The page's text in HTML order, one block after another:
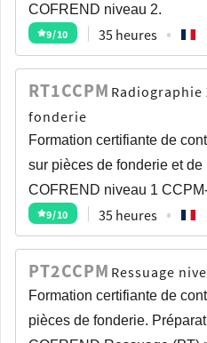
COFREND niveau 2.
9/10 35 heures
RT1CCPM Radiographie
fonderie
Formation certifiante de
sur pièces de fonderie et de
COFREND niveau 1
9/10 35 heures
PT2CCPM Ressuage
Formation certifiante de
pièces de fonderie.